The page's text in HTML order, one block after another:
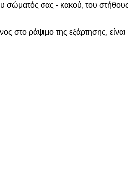
σώματός σας - κακού, του
στο ράψιμο της εξάρτησης,